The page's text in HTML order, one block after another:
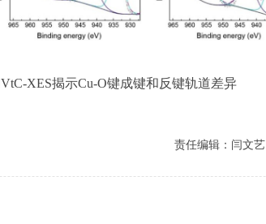
XES揭示Cu-O键成键和反键轨道差异
责任编辑：闫文艺